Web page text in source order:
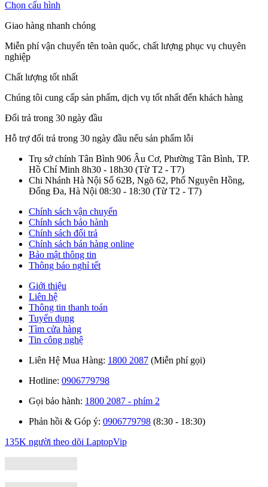
Chọn cấu hình
Giao hàng nhanh chóng
Miễn phí vận chuyển tên toàn quốc, chất lượng phục vụ chuyên
nghiệp
Chất lượng tốt nhất
Chúng tôi cung cấp sản phẩm, dịch vụ tốt nhất đến khách hàng
Đổi trả trong 30 ngày đầu
Hỗ trợ đổi trả trong 30 ngày đầu nếu sản phẩm lỗi
Trụ sở chính Tân Bình 906 Âu Cơ, Phường Tân Bình, TP.
Hồ Chí Minh 8h30 - 18h30 (Từ T2 - T7)
Chi Nhánh Hà Nội Số 62B, Ngõ 62, Phố Nguyên Hồng,
Đống Đa, Hà Nội 08:30 - 18:30 (Từ T2 - T7)
Chính sách vận chuyển
Chính sách bảo hành
Chính sách đổi trả
Chính sách bán hàng online
Bảo mật thông tin
Thông báo nghỉ tết
Giới thiệu
Liên hệ
Thông tin thanh toán
Tuyển dụng
Tìm cửa hàng
Tin công nghệ
Liên Hệ Mua Hàng: 1800 2087 (Miễn phí gọi)
Hotline: 0906779798
Gọi bảo hành: 1800 2087 - phím 2
Phản hồi & Góp ý: 0906779798 (8:30 - 18:30)
135K người theo dõi LaptopVip